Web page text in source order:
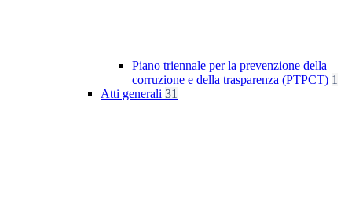
Piano triennale per la prevenzione della
corruzione e della trasparenza (PTPCT) 1
Atti generali 31